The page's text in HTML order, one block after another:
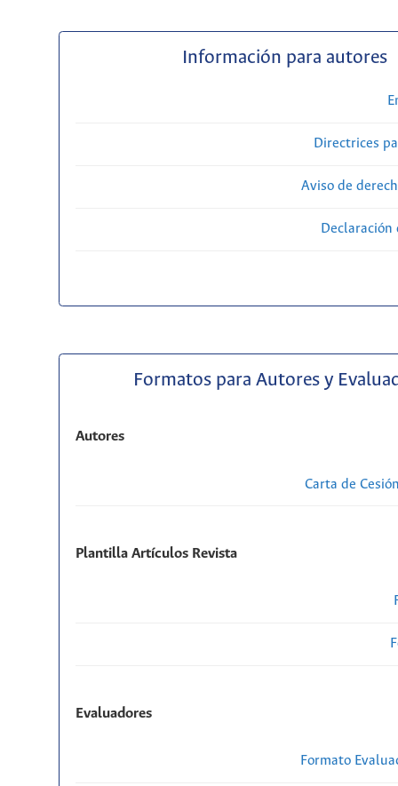
Información para autores
Directrices
Aviso de
Formatos para Autores y
Autores
Carta de
Plantilla Artículos Revista
Evaluadores
Formato